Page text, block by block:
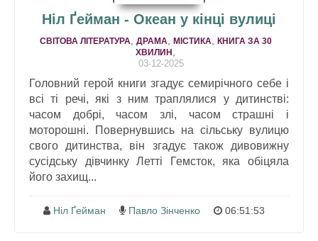
Ніл Ґейман - Океан у кінці вулиці
СВІТОВА ЛІТЕРАТУРА ДРАМA МІСТИКА
КНИГА ЗА 30
ХВИЛИН
03-12-2025
Головний герой книги згадує семирічного себе і
всі ті речі, які з ним траплялися у дитинстві:
часом добрі, часом злі, часом страшні і
моторошні. Повернувшись на сільську вулицю
свого дитинства, він згадує також дивовижну
сусідську дівчинку Летті Гемсток, яка обіцяла
його захищ...
Ніл Ґейман Павло Зінченко 06:51:53